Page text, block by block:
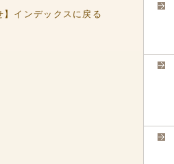
】インデックスに戻る